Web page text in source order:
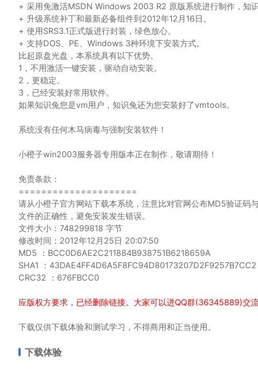
+ 采用免激活MSDN Windows 2003 R2 原版系统进行制作，知
+ 升级系统补丁和最新必备组件到2012年12月16日。
+ 使用SRS3.1正式版进行封装，绿色放心。
+ 支持DOS、PE、Windows 3种环境下安装方式。
比起原盘光盘，本系统具有以下优势。
1，不用激活一键安装，驱动自动安装。
2，更稳定。
3，已经安装好常用软件。
如果知识兔您是vm用户，知识兔还为您安装好了vmtools。
系统没有任何木马病毒与强制安装软件！
小橙子win2003服务器专用版本正在制作，敬请期待！
免责条款：
=====================
请从小橙子官方网站下载本系统，注意比对官网公布MD5验证码
文件的正确性，避免安装发生错误。
文件大小：748299818 字节
修改时间：2012年12月25日 20:07:50
MD5 ：BCC0D6AE2C211884B938751B6218659A
SHA1 ：43DAE4FF4D6A5F8FC94D80173207D2F9257B7CC2
CRC32 ：676FBCC0
应版权方要求，已经删除链接。大家可以进QQ群(36345889)
下载仅供下载体验和测试学习，不得商用和正当使用。
下载体验